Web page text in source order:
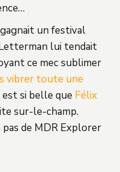
gagnait un festival
lui tendait
ce mec sublimer
vibrer toute une
est si belle que Félix
sur-le-champ.
de MDR Explorer